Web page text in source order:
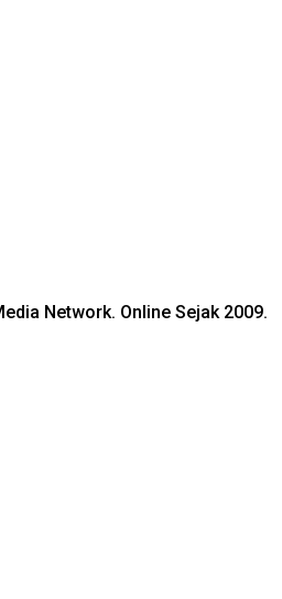
Network. Online Sejak 2009.